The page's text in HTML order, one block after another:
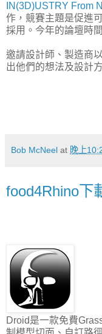
IN(3D)USTRY From
作，競賽主題是促進
採用。今年的論壇時
邀請設計師、製造商
出他們的想法及設計
Bob McNeel at 晚上
food4Rhino下
Droid是一款免費